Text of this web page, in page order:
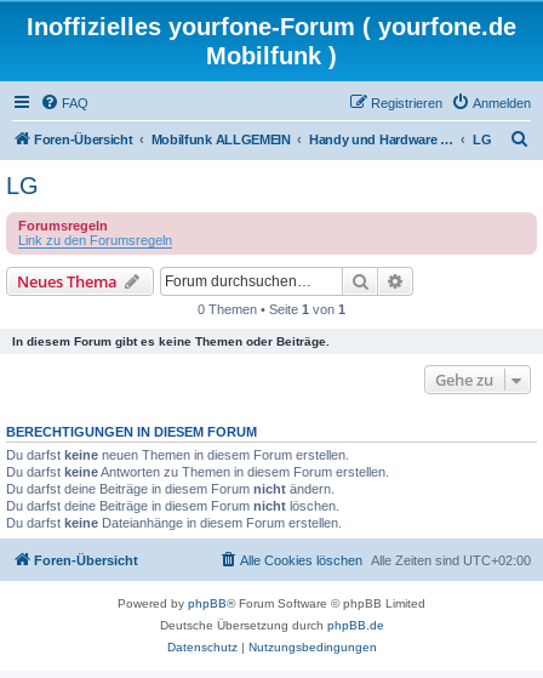
Inoffizielles yourfone-Forum ( yourfone.de
Mobilfunk )
FAQ Anmelden
Registrieren
Foren-Übersicht Mobilfunk ALLGEMEIN Handy und Hardware (Herstellerforen) LG
e
LG
Forumsregeln
Link zu den Forumsregeln
Neues Thema Suche
0 Themen • Seite 1 von 1
In diesem Forum gibt es keine Themen oder Beiträge.
Gehe zu
BERECHTIGUNGEN IN DIESEM FORUM
Du darfst keine neuen Themen in diesem Forum erstellen.
Du darfst keineAntworten zu Themen in diesem Forum erstellen.
Du darfst deine Beiträge in diesem Forum nicht ändern.
Du darfst deine Beiträge in diesem Forum nicht löschen.
Du darfst keine Dateianhänge in diesem Forum erstellen.
Foren-Übersicht Alle Zeiten sind UTC+02:00
Alle Cookies löschen
Powered by phpBB® Forum Software © phpBB Limited
Deutsche Übersetzung durch phpBB.de
Datenschutz| Nutzungsbedingungen